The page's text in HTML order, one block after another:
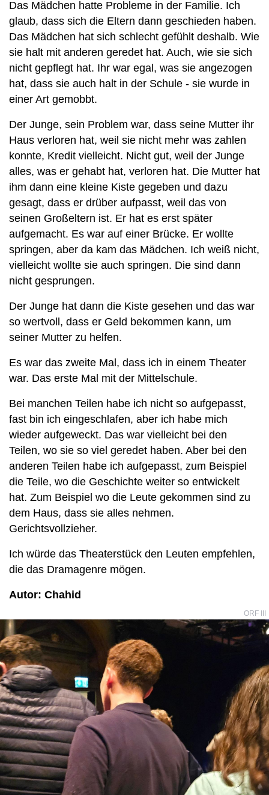
Das Mädchen hatte Probleme in der Familie. Ich
glaub, dass sich die Eltern dann geschieden haben.
Das Mädchen hat sich schlecht gefühlt deshalb. Wie
sie halt mit anderen geredet hat. Auch, wie sie sich
nicht gepflegt hat. Ihr war egal, was sie angezogen
hat, dass sie auch halt in der Schule - sie wurde in
einer Art gemobbt.
Der Junge, sein Problem war, dass seine Mutter ihr
Haus verloren hat, weil sie nicht mehr was zahlen
konnte, Kredit vielleicht. Nicht gut, weil der Junge
alles, was er gehabt hat, verloren hat. Die Mutter hat
ihm dann eine kleine Kiste gegeben und dazu
gesagt, dass er drüber aufpasst, weil das von
seinen Großeltern ist. Er hat es erst später
aufgemacht. Es war auf einer Brücke. Er wollte
springen, aber da kam das Mädchen. Ich weiß nicht,
vielleicht wollte sie auch springen. Die sind dann
nicht gesprungen.
Der Junge hat dann die Kiste gesehen und das war
so wertvoll, dass er Geld bekommen kann, um
seiner Mutter zu helfen.
Es war das zweite Mal, dass ich in einem Theater
war. Das erste Mal mit der Mittelschule.
Bei manchen Teilen habe ich nicht so aufgepasst,
fast bin ich eingeschlafen, aber ich habe mich
wieder aufgeweckt. Das war vielleicht bei den
Teilen, wo sie so viel geredet haben. Aber bei den
anderen Teilen habe ich aufgepasst, zum Beispiel
die Teile, wo die Geschichte weiter so entwickelt
hat. Zum Beispiel wo die Leute gekommen sind zu
dem Haus, dass sie alles nehmen.
Gerichtsvollzieher.
Ich würde das Theaterstück den Leuten empfehlen,
die das Dramagenre mögen.
Autor: Chahid
ORF III